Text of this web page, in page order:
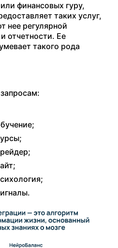
финансовых гуру,
таких услуг,
нее регулярной
отчетности. Ее
такого рода